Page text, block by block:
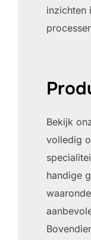
inzichten
Bekijk
volledig
handige